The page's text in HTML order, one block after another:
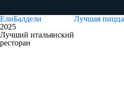
ЕлиБалдели
2025
Лучший итальянский
ресторан
Лучшая пицца